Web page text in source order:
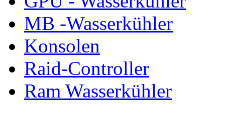
MB -Wasserkühler
Konsolen
Raid-Controller
Ram Wasserkühler